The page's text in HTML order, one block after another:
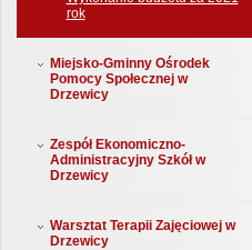
rok
Miejsko-Gminny Ośrodek
Pomocy Społecznej w
Drzewicy
Zespół Ekonomiczno-
Administracyjny Szkół w
Drzewicy
Warsztat Terapii Zajęciowej w
Drzewicy